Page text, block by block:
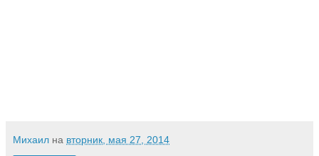
Михаил на вторник, мая 27, 2014